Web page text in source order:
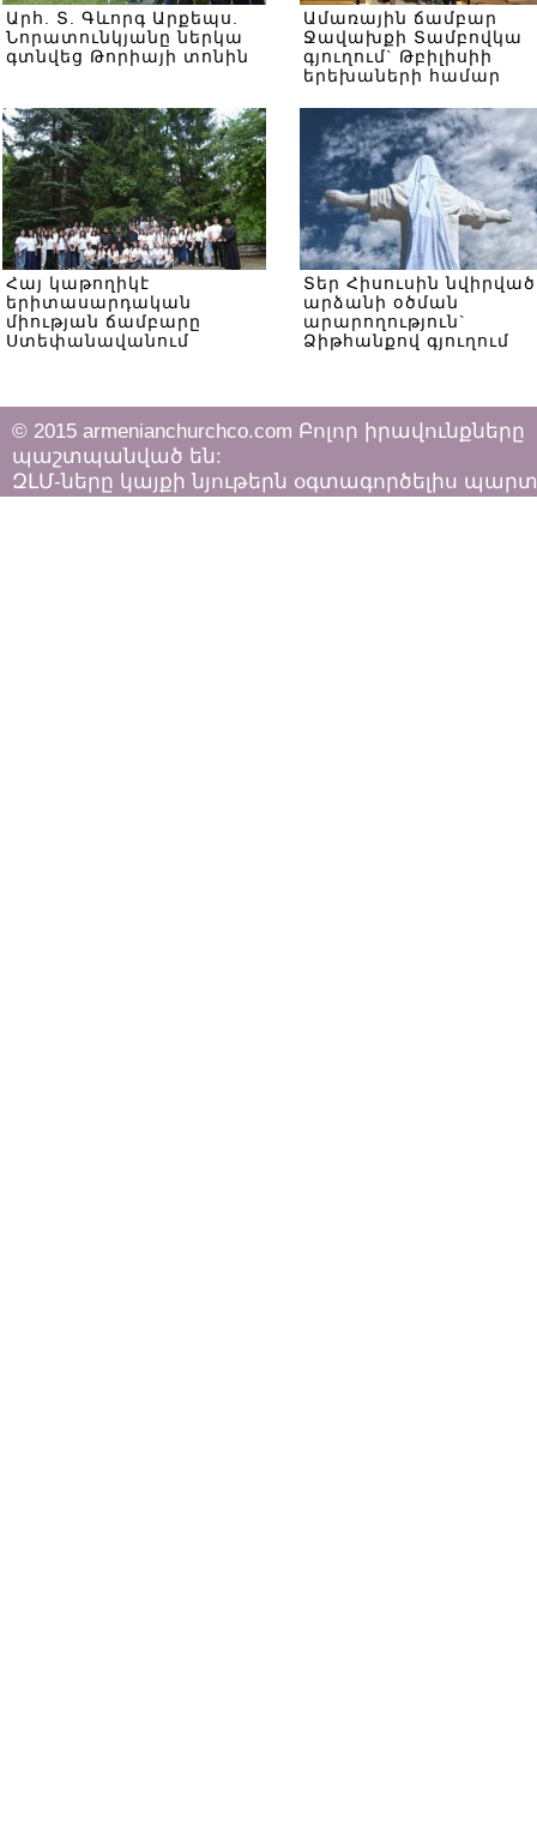
Արհ. Տ. Գևորգ Արքեպս.
Նորատունկյանը ներկա
գտնվեց Թորիայի տոնին
Ամառային ճամբար
Ջավախքի Տամբովկա
գյուղում` Թբիլիսիի
երեխաների համար
Հայ կաթողիկէ
երիտասարդական
միության ճամբարը
Ստեփանավանում
Տեր Հիսուսին նվիրված
արձանի օծման
արարողություն`
Ձիթհանքով գյուղում
© 2015 armenianchurchco.com Բոլոր իրավունքները
պաշտպանված են:
ԶԼՄ-ները կայքի նյութերն օգտագործելիս